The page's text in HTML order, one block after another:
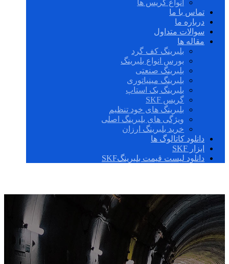
انواع گریس ها
تماس با ما
درباره ما
سوالات متداول
مقاله ها
بلبرینگ کف گرد
بورس انواع بلبرینگ
بلبرینگ صنعتی
بلبرینگ مینیاتوری
بلبرینگ بک استاپ
گریس SKF
بلبرینگ های خود تنظیم
ویژگی های بلبرینگ اصلی
خرید بلبرینگ ارزان
دانلود کاتالوگ ها
ابزار SKF
دانلود لیست قیمت بلبرینگSKF